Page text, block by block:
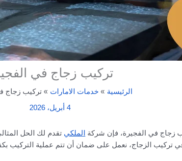
تركيب زجاج في
الرئيسية خدمات الامارات
تركيب زجاج
4 أبريل، 2026
زجاج في الفجيرة، فإن شركة الملكي تقدم لك الحل
تركيب الزجاج، نعمل على ضمان أن تتم عملية التركيب